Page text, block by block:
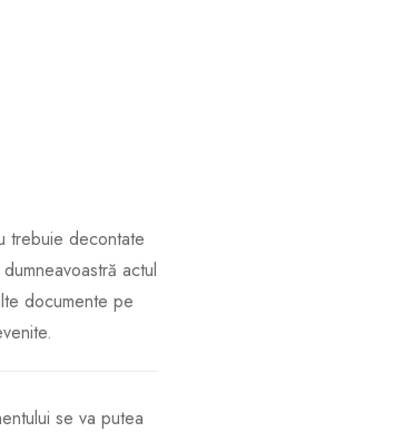
trebuie decontate
actul
documente pe
se va putea